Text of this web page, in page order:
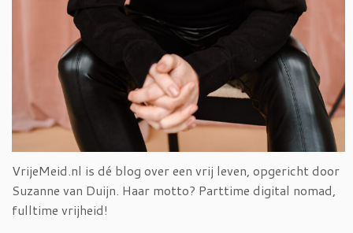
VrijeMeid.nl is dé blog over een vrij leven, opgericht door
Suzanne van Duijn. Haar motto? Parttime digital nomad,
fulltime vrijheid!